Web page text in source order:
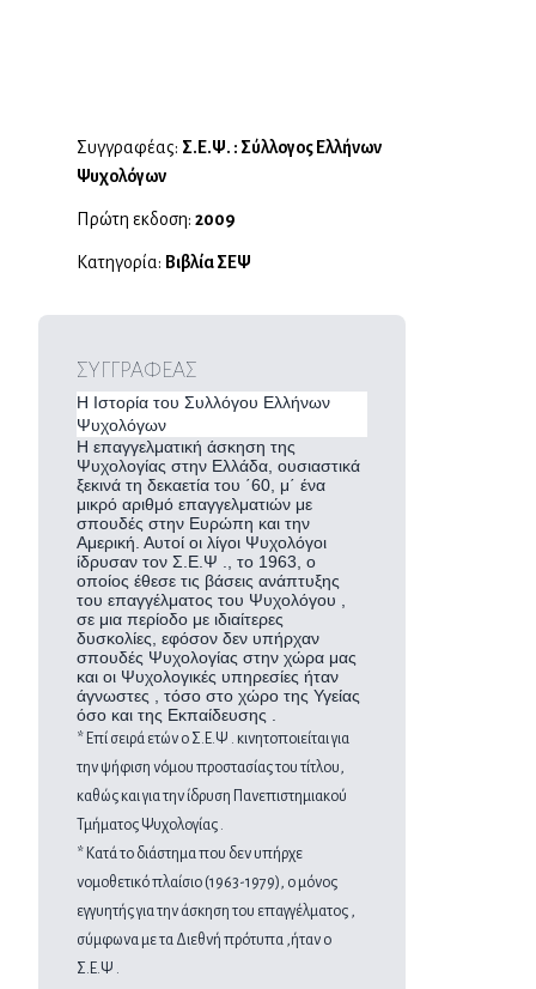
Συγγραφέας: Σ.Ε.Ψ. : Σύλλογος Ελλήνων
Ψυχολόγων
Πρώτη εκδοση: 2009
Κατηγορία: Βιβλία ΣΕΨ
ΣΥΓΓΡΑΦΕΑΣ
Η Ιστορία του Συλλόγου Ελλήνων
Ψυχολόγων
Η επαγγελματική άσκηση της
Ψυχολογίας στην Ελλάδα, ουσιαστικά
ξεκινά τη δεκαετία του ΄60, μ΄ ένα
μικρό αριθμό επαγγελματιών με
σπουδές στην Ευρώπη και την
Αμερική. Αυτοί οι λίγοι Ψυχολόγοι
ίδρυσαν τον Σ.Ε.Ψ ., το 1963, ο
οποίος έθεσε τις βάσεις ανάπτυξης
του επαγγέλματος του Ψυχολόγου ,
σε μια περίοδο με ιδιαίτερες
δυσκολίες, εφόσον δεν υπήρχαν
σπουδές Ψυχολογίας στην χώρα μας
και οι Ψυχολογικές υπηρεσίες ήταν
άγνωστες , τόσο στο χώρο της Υγείας
όσο και της Εκπαίδευσης .
* Επί σειρά ετών ο Σ.Ε.Ψ . κινητοποιείται για
την ψήφιση νόμου προστασίας του τίτλου,
καθώς και για την ίδρυση Πανεπιστημιακού
Τμήματος Ψυχολογίας .
* Κατά το διάστημα που δεν υπήρχε
νομοθετικό πλαίσιο (1963-1979), ο μόνος
εγγυητής για την άσκηση του επαγγέλματος ,
σύμφωνα με τα Διεθνή πρότυπα ,ήταν ο
Σ.Ε.Ψ .